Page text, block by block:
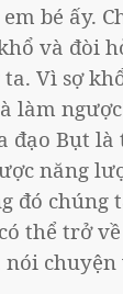
bé ấy.
và đòi
Vì sợ
làm
đạo Bụt
năng
đó chúng
thể trở
chuyện